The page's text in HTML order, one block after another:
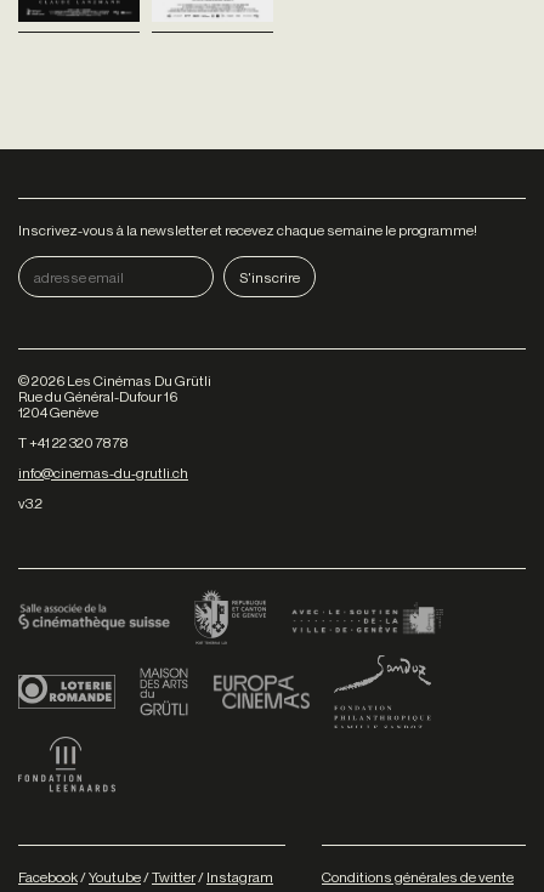
préparation, des...
Inscrivez-vous à la newsletter et recevez chaque semaine le programme!
©2026 Les Cinémas Du Grütli
Rue du Général-Dufour 16
1204 Genève
T +41 22 320 78 78
info@cinemas-du-grutli.ch
v3.2
Facebook/Youtube/Twitter/ Instagram Conditions générales de vente